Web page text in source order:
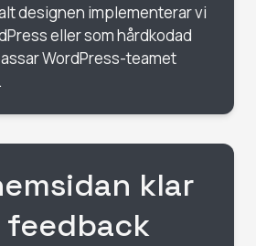
designen implementerar vi
eller som hårdkodad
WordPress-teamet
klar